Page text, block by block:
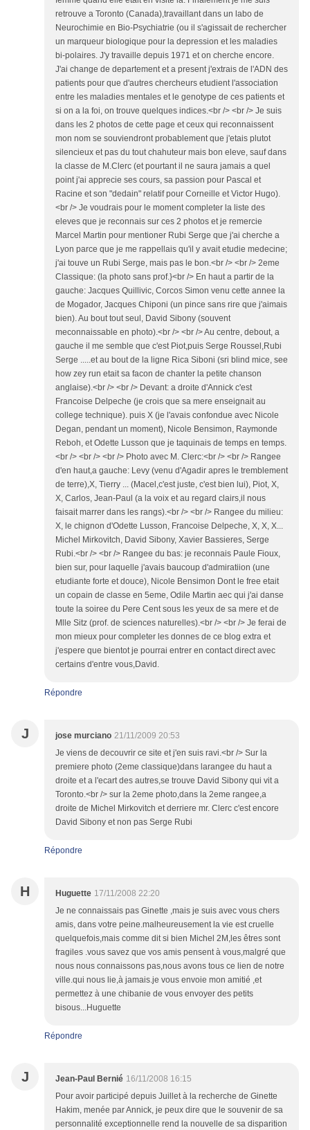
retrouve a Toronto (Canada),travaillant dans un labo de
Neurochimie en Bio-Psychiatrie (ou il s'agissait de rechercher
un marqueur biologique pour la depression et les maladies
bi-polaires. J'y travaille depuis 1971 et on cherche encore.
J'ai change de departement et a present j'extrais de l'ADN des
patients pour que d'autres chercheurs etudient l'association
entre les maladies mentales et le genotype de ces patients et
si on a la foi, on trouve quelques indices.<br /> <br /> Je suis
dans les 2 photos de cette page et ceux qui reconnaissent
mon nom se souviendront probablement que j'etais plutot
silencieux et pas du tout chahuteur mais bon eleve, sauf dans
la classe de M.Clerc (et pourtant il ne saura jamais a quel
point j'ai apprecie ses cours, sa passion pour Pascal et
Racine et son "dedain" relatif pour Corneille et Victor Hugo).
<br /> Je voudrais pour le moment completer la liste des
eleves que je reconnais sur ces 2 photos et je remercie
Marcel Martin pour mentioner Rubi Serge que j'ai cherche a
Lyon parce que je me rappellais qu'il y avait etudie medecine;
j'ai touve un Rubi Serge, mais pas le bon.<br /> <br /> 2eme
Classique: (la photo sans prof.}<br /> En haut a partir de la
gauche: Jacques Quillivic, Corcos Simon venu cette annee la
de Mogador, Jacques Chiponi (un pince sans rire que j'aimais
bien). Au bout tout seul, David Sibony (souvent
meconnaissable en photo).<br /> <br /> Au centre, debout, a
gauche il me semble que c'est Piot,puis Serge Roussel,Rubi
Serge .....et au bout de la ligne Rica Siboni (sri blind mice, see
how zey run etait sa facon de chanter la petite chanson
anglaise).<br /> <br /> Devant: a droite d'Annick c'est
Francoise Delpeche (je crois que sa mere enseignait au
college technique). puis X (je l'avais confondue avec Nicole
Degan, pendant un moment), Nicole Bensimon, Raymonde
Reboh, et Odette Lusson que je taquinais de temps en temps.
<br /> <br /> <br /> Photo avec M. Clerc:<br /> <br /> Rangee
d'en haut,a gauche: Levy (venu d'Agadir apres le tremblement
de terre),X, Tierry ... (Macel,c'est juste, c'est bien lui), Piot, X,
X, Carlos, Jean-Paul (a la voix et au regard clairs,il nous
faisait marrer dans les rangs).<br /> <br /> Rangee du milieu:
X, le chignon d'Odette Lusson, Francoise Delpeche, X, X, X...
Michel Mirkovitch, David Sibony, Xavier Bassieres, Serge
Rubi.<br /> <br /> Rangee du bas: je reconnais Paule Fioux,
bien sur, pour laquelle j'avais baucoup d'admiratiion (une
etudiante forte et douce), Nicole Bensimon Dont le free etait
un copain de classe en 5eme, Odile Martin aec qui j'ai danse
toute la soiree du Pere Cent sous les yeux de sa mere et de
Mlle Sitz (prof. de sciences naturelles).<br /> <br /> Je ferai de
mon mieux pour completer les donnes de ce blog extra et
j'espere que bientot je pourrai entrer en contact direct avec
certains d'entre vous,David.
Répondre
J jose murciano 21/11/2009 20:53
Je viens de decouvrir ce site et j'en suis ravi.<br /> Sur la
premiere photo (2eme classique)dans larangee du haut a
droite et a l'ecart des autres,se trouve David Sibony qui vit a
Toronto.<br /> sur la 2eme photo,dans la 2eme rangee,a
droite de Michel Mirkovitch et derriere mr. Clerc c'est encore
David Sibony et non pas Serge Rubi
Répondre
H Huguette 17/11/2008 22:20
Je ne connaissais pas Ginette ,mais je suis avec vous chers
amis, dans votre peine.malheureusement la vie est cruelle
quelquefois,mais comme dit si bien Michel 2M,les êtres sont
fragiles .vous savez que vos amis pensent à vous,malgré que
nous nous connaissons pas,nous avons tous ce lien de notre
ville.qui nous lie,à jamais.je vous envoie mon amitié ,et
permettez à une chibanie de vous envoyer des petits
bisous...Huguette
Répondre
J Jean-Paul Bernié 16/11/2008 16:15
Pour avoir participé depuis Juillet à la recherche de Ginette
Hakim, menée par Annick, je peux dire que le souvenir de sa
personnalité exceptionnelle rend la nouvelle de sa disparition